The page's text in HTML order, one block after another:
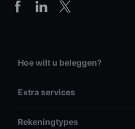
Hoe wilt u beleggen?
Extra services
Rekeningtypes